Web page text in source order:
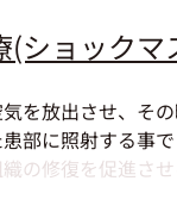
(ショックマ
を放出させ、そ
部に照射する事で
の修復を促進さ